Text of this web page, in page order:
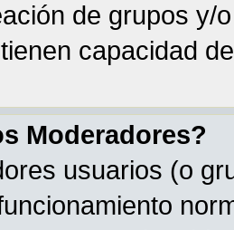
de grupos y/
capacidad
Moderadores?
usuarios (o